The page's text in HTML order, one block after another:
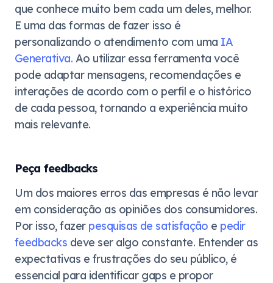
que conhece muito bem cada um deles, melhor.
E uma das formas de fazer isso é
personalizando o atendimento com uma IA
Generativa. Ao utilizar essa ferramenta você
pode adaptar mensagens, recomendações e
interações de acordo com o perfil e o histórico
de cada pessoa, tornando a experiência muito
mais relevante.
Peça feedbacks
Um dos maiores erros das empresas é não levar
em consideração as opiniões dos consumidores.
Por isso, fazer pesquisas de satisfação e pedir
feedbacks deve ser algo constante. Entender as
expectativas e frustrações do seu público, é
essencial para identificar gaps e propor